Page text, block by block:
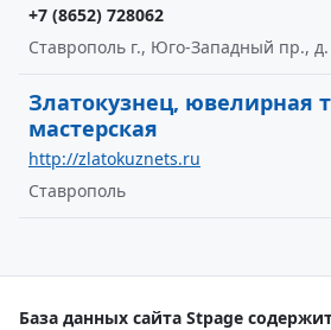
+7 (8652) 728062
Ставрополь г., Юго-Западный пр.,
Златокузнец, ювелирная
мастерская
http://zlatokuznets.ru
Ставрополь
База данных сайта Stpage